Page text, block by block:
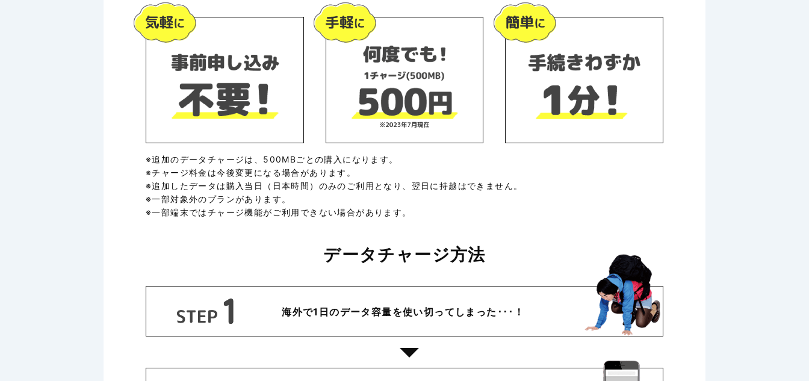
※追加のデータチャージは、500MBごとの購入になります。
※チャージ料金は今後変更になる場合があります。
※追加したデータは購入当日（日本時間）のみのご利用となり、翌日に持越はできません。
※一部対象外のプランがあります。
※一部端末ではチャージ機能がご利用できない場合があります。
データチャージ方法
海外で1日のデータ容量を使い切ってしまった･･･！